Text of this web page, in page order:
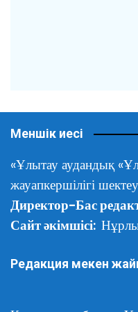
Меншік иесі
«Ұлытау аудандық
жауапкершілігі
Директор-Бас
Сайт әкімшісі:
Редакция мекен